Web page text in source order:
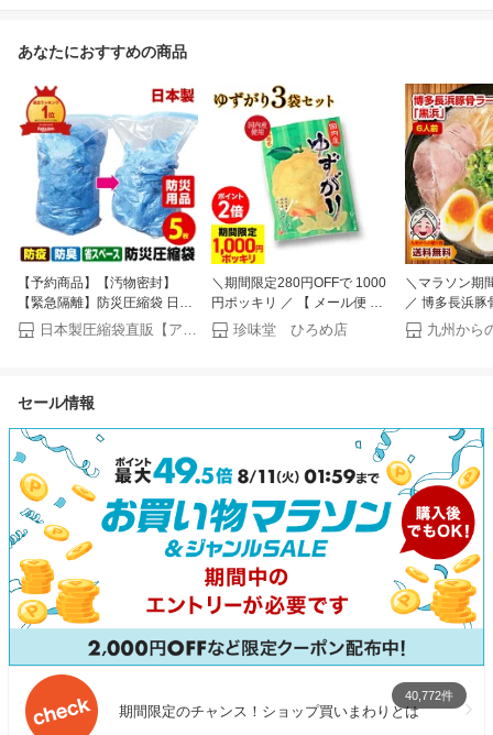
あなたにおすすめの商品
【予約商品】【汚物密封】
【緊急隔離】防災圧縮袋 日本
製被災時、緊急時の汚物・廃
棄物・生ゴミを圧縮！廃棄ま
日本製圧縮袋直販【アクアトーク】
＼期間限定280円OFFで 1000
円ポッキリ ／ 【 メール便 】
国産生姜・国産柚子使用！【
ゆずがり 3袋セット 】 付け合
珍味堂 ひろめ店
＼マラソン期
／ 博多長浜豚
メン 黒浜 6人
り寄せ グルメ
セール情報
期間限定のチャンス！ショップ買いまわりとは
40,772件